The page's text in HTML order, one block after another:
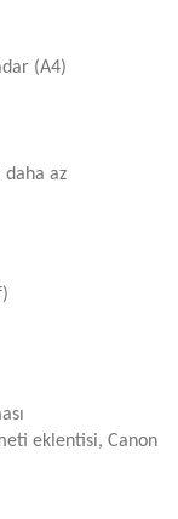
(A4)
daha az
eklentisi, Canon